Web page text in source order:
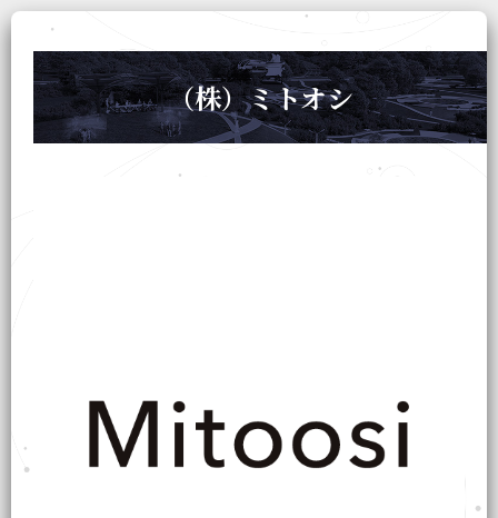
（株）ミトオシ